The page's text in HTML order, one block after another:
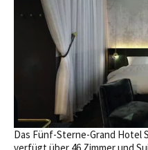
Das Fünf-Sterne-Grand Hotel